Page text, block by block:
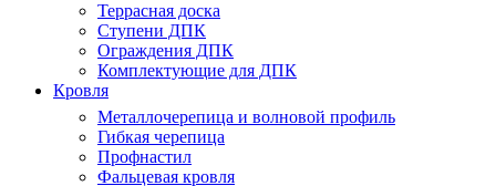
Террасная доска
Ступени ДПК
Ограждения ДПК
Комплектующие для ДПК
Кровля
Металлочерепица и волновой профиль
Гибкая черепица
Профнастил
Фальцевая кровля